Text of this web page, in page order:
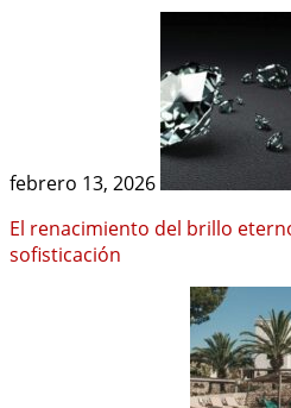
febrero 13, 2026
El renacimiento del brillo
sofisticación